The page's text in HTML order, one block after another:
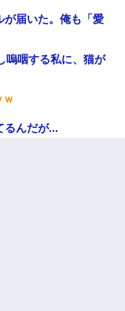
が届いた。俺も「愛
嗚咽する私に、猫が
るんだが...